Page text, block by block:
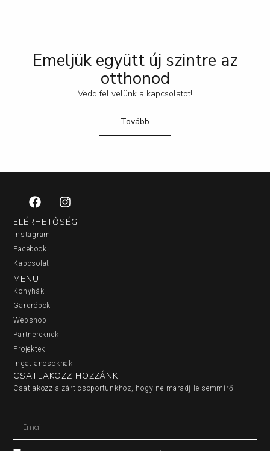
Emeljük együtt új szintre az
otthonod
Vedd fel velünk a kapcsolatot!
Tovább
ELÉRHETŐSÉG
Instagram
Facebook
Kapcsolat
MENÜ
Konyhák
Gardróbok
Webshop
Partnereknek
Projektek
Ingatlanosoknak
CSATLAKOZZ HOZZÁNK
Csatlakozz a zárt csoportunkhoz, hogy ne maradj le semmiről